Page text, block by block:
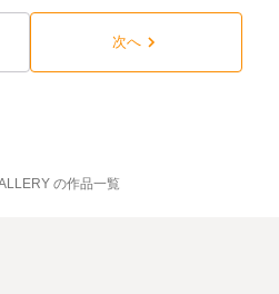
次へ
の作品一覧